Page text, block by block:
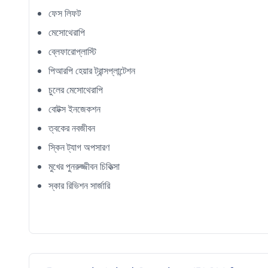
ফেস লিফট
মেসোথেরাপি
ব্লেফারোপ্লাস্টি
পিআরপি হেয়ার ট্রান্সপ্লান্টেশন
চুলের মেসোথেরাপি
বোটক্স ইনজেকশন
ত্বকের নবজীবন
স্কিন ট্যাগ অপসারণ
মুখের পুনরুজ্জীবন চিকিত্সা
স্কার রিভিশন সার্জারি